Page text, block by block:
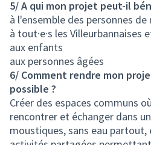
5/ A qui mon projet peut-il
à l'ensemble des personnes
à tout·e·s les Villeurbannaises
aux enfants
aux personnes âgées
6/ Comment rendre mon
possible ?
Créer des espaces communs
rencontrer et échanger dans
moustiques, sans eau partout,